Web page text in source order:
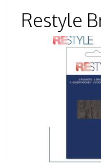
Restyle